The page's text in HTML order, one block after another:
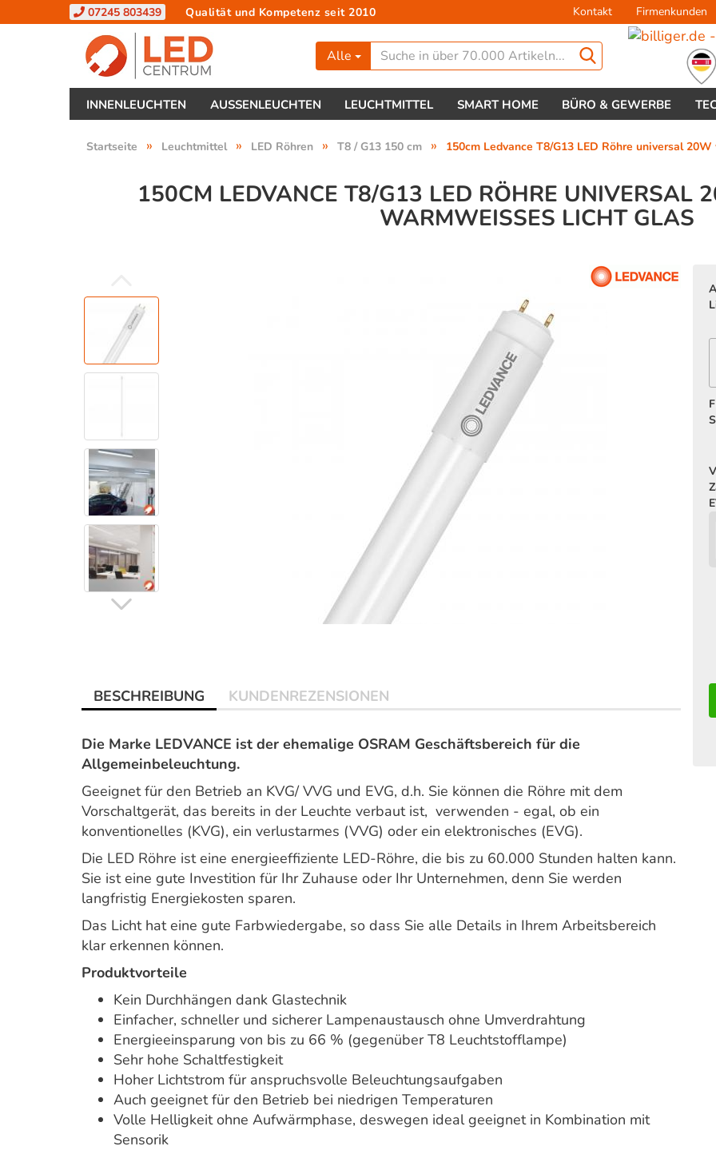
07245 803439 Qualität und Kompetenz seit 2010 Kontakt Firmenkunden
Lieferland
Alle
INNENLEUCHTEN AUSSENLEUCHTEN LEUCHTMITTEL SMART HOME BÜRO & GEWERBE
Startseite » Leuchtmittel » LED Röhren » T8 / G13 150 cm » 150cm Ledvance T8/G13 LED Röhre universal
150CM LEDVANCE T8/G13 LED RÖHRE
WARMWEISSES LICHT GLAS
BESCHREIBUNG KUNDENREZENSIONEN
Die Marke LEDVANCE ist der ehemalige OSRAM Geschäftsbereich für die
Allgemeinbeleuchtung.
Geeignet für den Betrieb an KVG/ VVG und EVG, d.h. Sie können die Röhre mit dem
Vorschaltgerät, das bereits in der Leuchte verbaut ist, verwenden - egal, ob ein
konventionelles (KVG), ein verlustarmes (VVG) oder ein elektronisches (EVG).
Die LED Röhre ist eine energieeffiziente LED-Röhre, die bis zu 60.000 Stunden halten kann.
Sie ist eine gute Investition für Ihr Zuhause oder Ihr Unternehmen, denn Sie werden
langfristig Energiekosten sparen.
Das Licht hat eine gute Farbwiedergabe, so dass Sie alle Details in Ihrem Arbeitsbereich
klar erkennen können.
Produktvorteile
Kein Durchhängen dank Glastechnik
Einfacher, schneller und sicherer Lampenaustausch ohne Umverdrahtung
Energieeinsparung von bis zu 66 % (gegenüber T8 Leuchtstofflampe)
Sehr hohe Schaltfestigkeit
Hoher Lichtstrom für anspruchsvolle Beleuchtungsaufgaben
Auch geeignet für den Betrieb bei niedrigen Temperaturen
Volle Helligkeit ohne Aufwärmphase, deswegen ideal geeignet in Kombination mit
Sensorik